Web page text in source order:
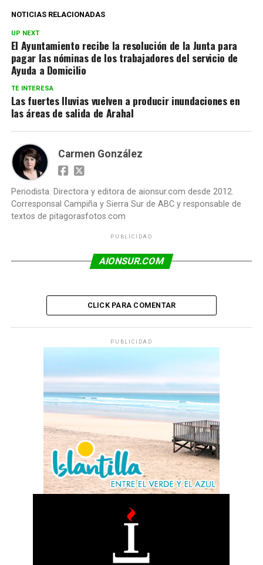
NOTICIAS RELACIONADAS
UP NEXT
El Ayuntamiento recibe la resolución de la Junta para
pagar las nóminas de los trabajadores del servicio de
Ayuda a Domicilio
TE INTERESA
Las fuertes lluvias vuelven a producir inundaciones en
las áreas de salida de Arahal
Carmen González
Periodista. Directora y editora de aionsur.com desde 2012.
Corresponsal Campiña y Sierra Sur de ABC y responsable de
textos de pitagorasfotos.com
PUBLICIDAD
AIONSUR.COM
CLICK PARA COMENTAR
PUBLICIDAD